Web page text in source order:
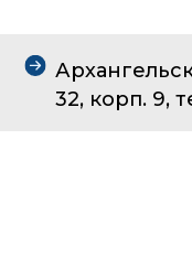
32, корп. 9,